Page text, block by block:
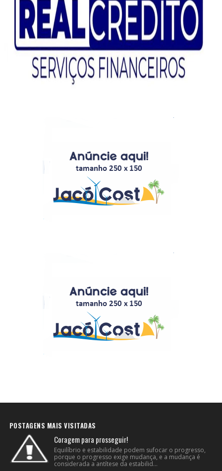
POSTAGENS MAIS VISITADAS
Coragem para prosseguir!
Equilíbrio e estabilidade podem sufocar o progresso,
porque o progresso exige mudança, e a mudança é
considerada a antítese da estabilid...